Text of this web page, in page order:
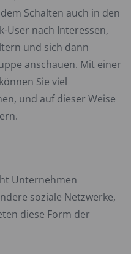
Schalten auch in den
User nach Interessen,
und sich dann
anschauen. Mit einer
Sie viel
und auf dieser Weise
Unternehmen
soziale Netzwerke,
diese Form der